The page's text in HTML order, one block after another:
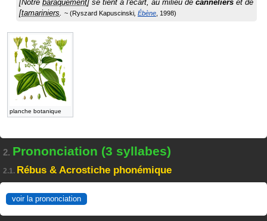
[Notre baraquement] se tient à l'écart, au milieu de canneliers et de
[tamariniers. Ryszard Kapuscinski Ébène 1998
planche botanique
2. Prononciation (3 syllabes)
2.1. Rébus & Acrostiche phonémique
voir la prononciation